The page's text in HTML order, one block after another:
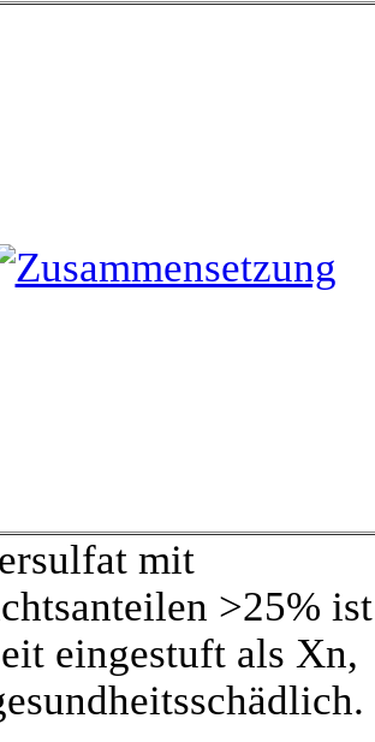
mit
>25% ist
eingestuft als Xn,